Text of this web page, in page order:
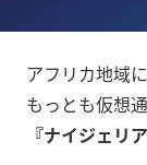
アフリカ地域
もっとも仮想
『ナイジェリア